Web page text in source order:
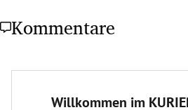
Kommentare